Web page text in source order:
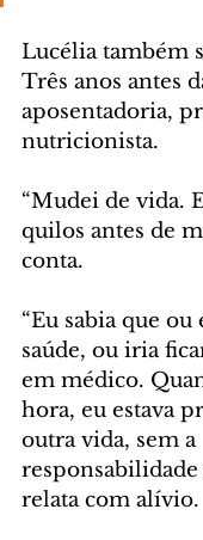
Lucélia também
Três anos antes
aposentadoria,
nutricionista.
“Mudei de vida.
quilos antes de
conta.
“Eu sabia que ou
saúde, ou iria
em médico.
hora, eu estava
outra vida, sem a
responsabilidade
relata com alívio.